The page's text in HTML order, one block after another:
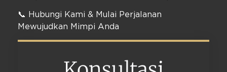
📞 Hubungi Kami & Mulai Perjalanan
Mewujudkan Mimpi Anda